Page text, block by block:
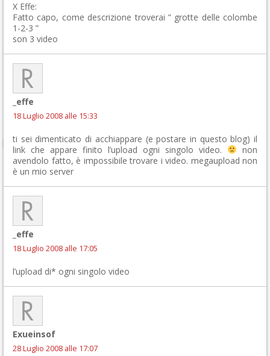
X Effe:
Fatto capo, come descrizione troverai ” grotte delle colombe
1-2-3 ”
son 3 video
_effe
18 Luglio 2008 alle 15:33
ti sei dimenticato di acchiappare (e postare in questo blog) il
link che appare finito l’upload ogni singolo video.
non
avendolo fatto, è impossibile trovare i video. megaupload non
è un mio server
_effe
18 Luglio 2008 alle 17:05
l’upload di* ogni singolo video
Exueinsof
28 Luglio 2008 alle 17:07